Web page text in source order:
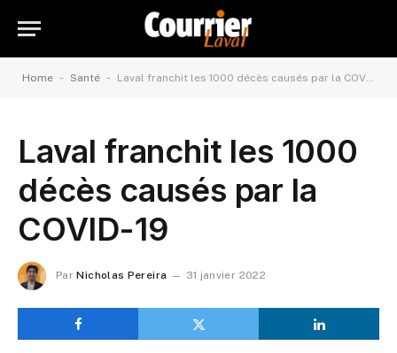
Home - Santé - Laval franchit les 1000 décès causés par la COVID-19
Laval franchit les 1000
décès causés par la
COVID-19
Par Nicholas Pereira 31 janvier 2022